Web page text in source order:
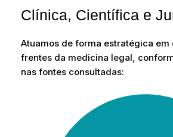
Clínica, Científica e
Atuamos de forma estratégica em
frentes da medicina legal,
nas fontes consultadas: